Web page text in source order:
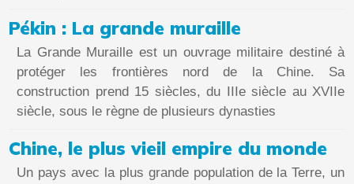
Pékin : La grande muraille
La Grande Muraille est un ouvrage militaire destiné à
protéger les frontières nord de la Chine. Sa
construction prend 15 siècles, du IIIe siècle au XVIIe
siècle, sous le règne de plusieurs dynasties
Chine, le plus vieil empire du monde
Un pays avec la plus grande population de la Terre, un